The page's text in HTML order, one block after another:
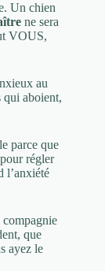
Un chien
ne sera
VOUS,
au
qui aboient,
parce que
régler
l’anxiété
que
ayez le